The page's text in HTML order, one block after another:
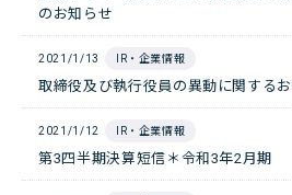
のお知らせ
2021/1/13 IR・企業情報
取締役及び執行役員の異動に関する
2021/1/12 IR・企業情報
第3四半期決算短信＊令和3年2月期